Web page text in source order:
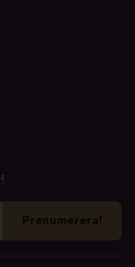
Prenumerera!